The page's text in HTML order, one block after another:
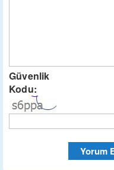
Güvenlik
Kodu: